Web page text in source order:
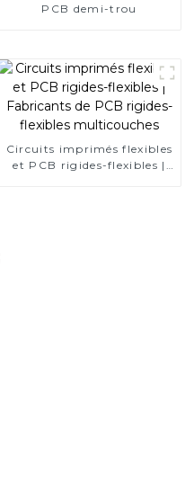
PCB demi-trou
Circuits imprimés flexibles
et PCB rigides-flexibles |